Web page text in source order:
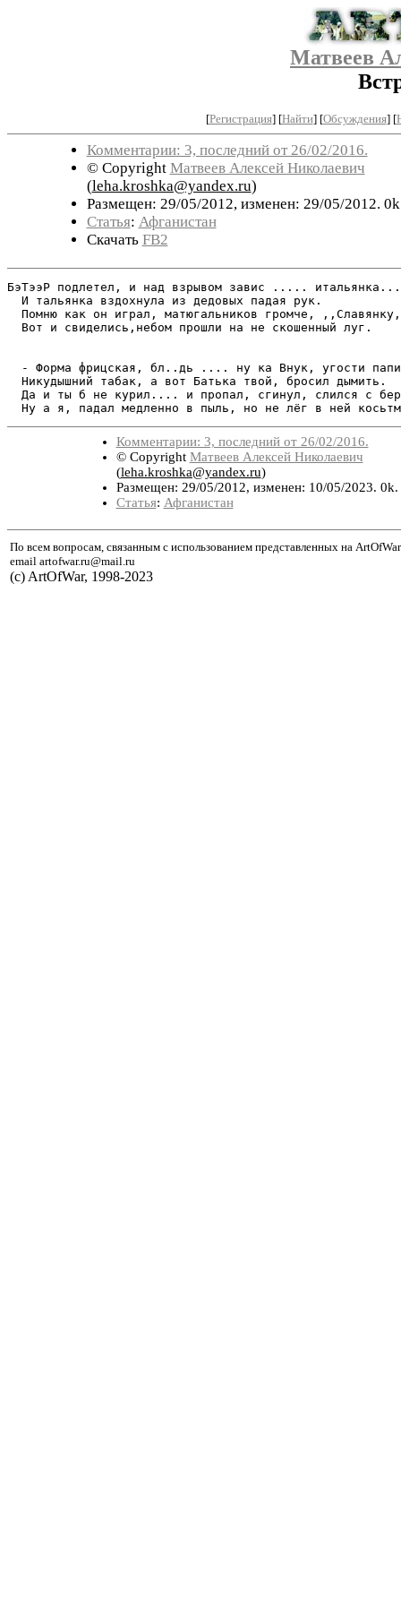
Матвеев
[Регистрация] [Найти] [Обсуждения] [
Комментарии: 3, последний от 26/02/2016.
© Copyright Матвеев Алексей Николаевич
(leha.kroshka@yandex.ru)
Размещен: 29/05/2012, изменен: 29/05/2012.
Статья: Афганистан
Скачать FB2
БэТээР подлетел, и над взрывом завис .....
  И тальянка вздохнула из дедовых падая рук.
Помню как он играл, матюгальников громче,
  Вот и свиделись,небом прошли на не скошенный луг.
- Форма фрицская, бл..дь .... ну ка Внук, угости
  Никудышний табак, а вот Батька твой, бросил дымить.
Да и ты б не курил.... и пропал, сгинул, слился с
Ну а я, падал медленно в пыль, но не лёг в ней
Комментарии: 3, последний от 26/02/2016.
© Copyright Матвеев Алексей Николаевич
(leha.kroshka@yandex.ru)
Размещен: 29/05/2012, изменен: 10/05/2023. 0k.
Статья: Афганистан
По всем вопросам, связанным с использованием представленных на
email artofwar.ru@mail.ru
(с) ArtOfWar, 1998-2023